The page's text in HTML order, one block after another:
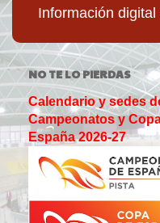
Información
NO TE LO PIERDAS
Calendario y sedes
Campeonatos y
España 2026-27